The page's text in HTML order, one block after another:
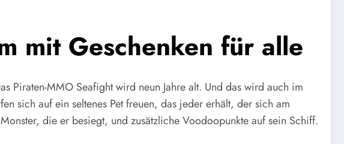
mit Geschenken für alle
Piraten-MMO Seafight wird neun Jahre alt. Und das wird auch im
sich auf ein seltenes Pet freuen, das jeder erhält, der sich am
die er besiegt, und zusätzliche Voodoopunkte auf sein Schiff.